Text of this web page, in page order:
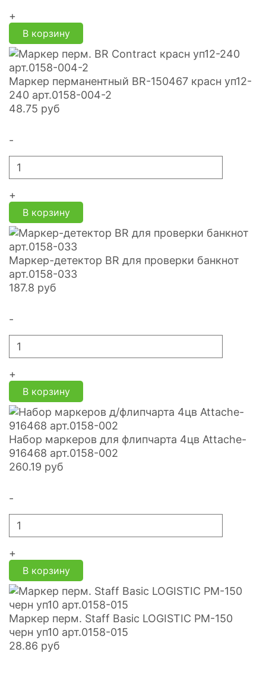
+
В корзину
Маркер перманентный BR-150467 красн уп12-
240 арт.0158-004-2
48.75 руб
-
+
В корзину
Маркер-детектор BR для проверки банкнот
арт.0158-033
187.8 руб
-
+
В корзину
Набор маркеров для флипчарта 4цв Attache-
916468 арт.0158-002
260.19 руб
-
+
В корзину
Маркер перм. Staff Basic LOGISTIC PM-150
черн уп10 арт.0158-015
28.86 руб